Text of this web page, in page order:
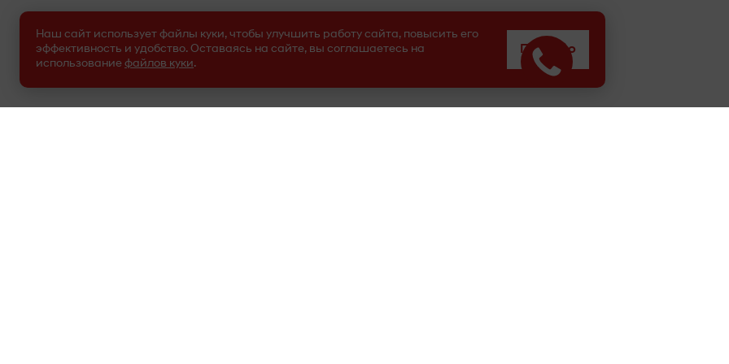
Наш сайт использует файлы куки, чтобы улучшить работу сайта, повысить его
эффективность и удобство. Оставаясь на сайте, вы соглашаетесь на
использование файлов куки.
Понятно